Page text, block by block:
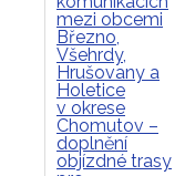
mezi obcemi
Březno,
Všehrdy,
Hrušovany a
Holetice
v okrese
Chomutov –
doplnění
objízdné trasy